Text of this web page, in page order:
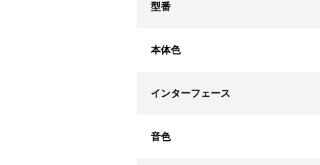
型番
本体色
インターフェース
音色